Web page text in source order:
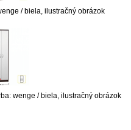
/ biela, ilustračný obrázok
wenge / biela, ilustračný obrázok